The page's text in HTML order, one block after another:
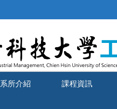
系所介紹 課程資訊